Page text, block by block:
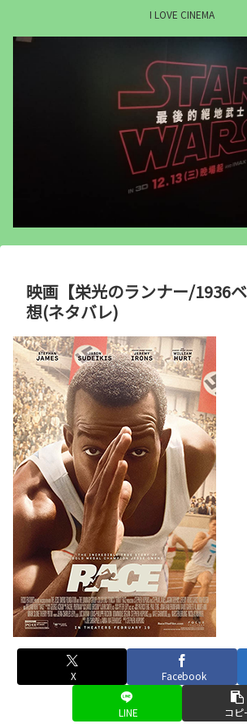
I LOVE CINEMA
映画【栄光のランナー/1936
想(ネタバレ)
X Facebook
LINE コピ